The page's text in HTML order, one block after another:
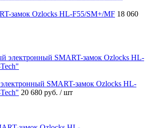
замок Ozlocks HL-F55/SM+/MF 18 060
SMART-замок Ozlocks HL-
20 680 руб. / шт